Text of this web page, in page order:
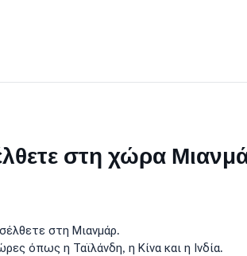
στη χώρα
στη Μιανμάρ.
όπως η Ταϊλάνδη, η Κίνα και η Ινδία.